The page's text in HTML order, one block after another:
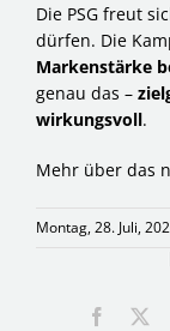
Die PSG freut
dürfen. Die
Markenstärke
genau das –
wirkungsvoll.
Mehr über das
Montag, 28. Juli,